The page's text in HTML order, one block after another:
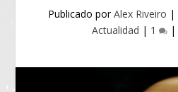
Publicado porAlex Riveiro |
Actualidad | 1 |